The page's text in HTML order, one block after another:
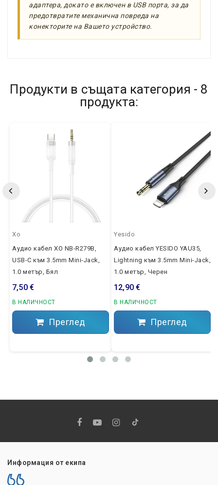
адаптера, докато е включен в USB порта, за да
предотвратите механична повреда на
конекторите на Вашето устройство.
Продукти в същата категория - 8
продукта:
Xo
Аудио кабел XO NB-R279B,
USB-C към 3.5mm Mini-Jack,
1.0 метър, Бял
7,50 €
В НАЛИЧНОСТ
Преглед
Yesido
Аудио кабел YESIDO YAU35,
Lightning към 3.5mm Mini-Jack,
1.0 метър, Черен
12,90 €
В НАЛИЧНОСТ
Преглед
Информация от екипа